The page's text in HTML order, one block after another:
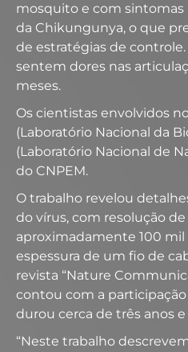
mosquito e com
da Chikungunya, o que
de estratégias de
sentem dores nas
meses.
Os cientistas envolvidos
(Laboratório Nacional da
(Laboratório Nacional de
do CNPEM.
O trabalho revelou
do vírus, com resolução
aproximadamente 100 mil
espessura de um fio de
revista “Nature
contou com a
durou cerca de três anos
“Neste trabalho